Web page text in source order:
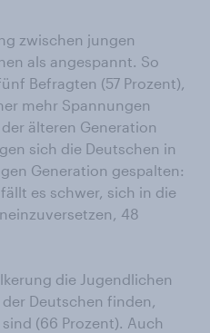
zwischen jungen
als angespannt. So
Befragten (57 Prozent),
mehr Spannungen
älteren Generation
sich die Deutschen in
Generation gespalten:
es schwer, sich in die
48
die Jugendlichen
Deutschen finden,
(66 Prozent). Auch